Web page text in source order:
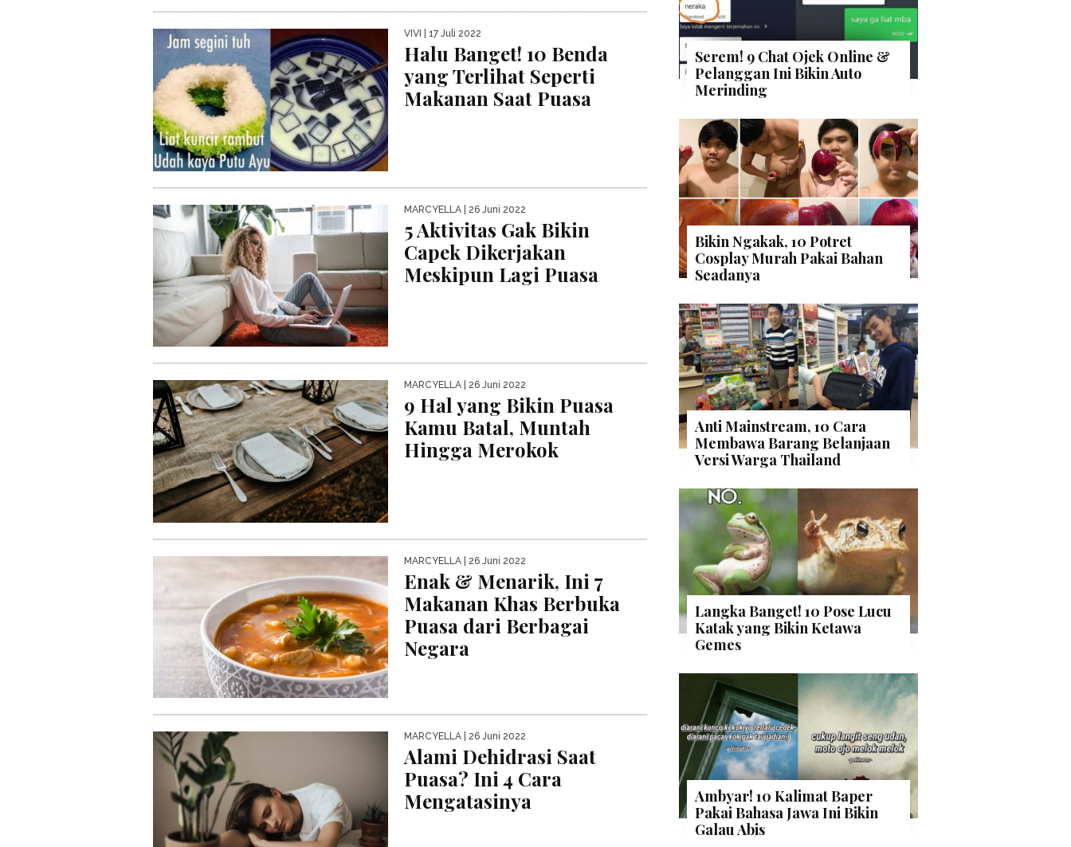
VIVI | 17 Juli 2022
Halu Banget! 10 Benda
yang Terlihat Seperti
Makanan Saat Puasa
MARCYELLA | 26 Juni 2022
5 Aktivitas Gak Bikin
Capek Dikerjakan
Meskipun Lagi Puasa
MARCYELLA | 26 Juni 2022
9 Hal yang Bikin Puasa
Kamu Batal, Muntah
Hingga Merokok
MARCYELLA | 26 Juni 2022
Enak & Menarik, Ini 7
Makanan Khas Berbuka
Puasa dari Berbagai
Negara
MARCYELLA | 26 Juni 2022
Alami Dehidrasi Saat
Puasa? Ini 4 Cara
Mengatasinya
Serem! 9 Chat Ojek Online &
Pelanggan Ini Bikin Auto
Merinding
Bikin Ngakak, 10 Potret
Cosplay Murah Pakai Bahan
Seadanya
Anti Mainstream, 10 Cara
Membawa Barang Belanjaan
Versi Warga Thailand
Langka Banget! 10 Pose Lucu
Katak yang Bikin Ketawa
Gemes
Ambyar! 10 Kalimat Baper
Pakai Bahasa Jawa Ini Bikin
Galau Abis